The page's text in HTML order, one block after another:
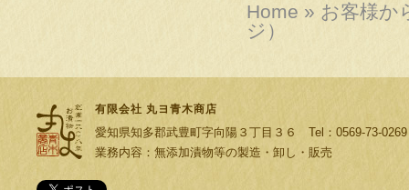
Home » お客様か
ジ）
有限会社 丸ヨ青木商店
愛知県知多郡武豊町字向陽３丁目３６ Tel：0569-73-
業務内容：無添加漬物等の製造・卸し・販売